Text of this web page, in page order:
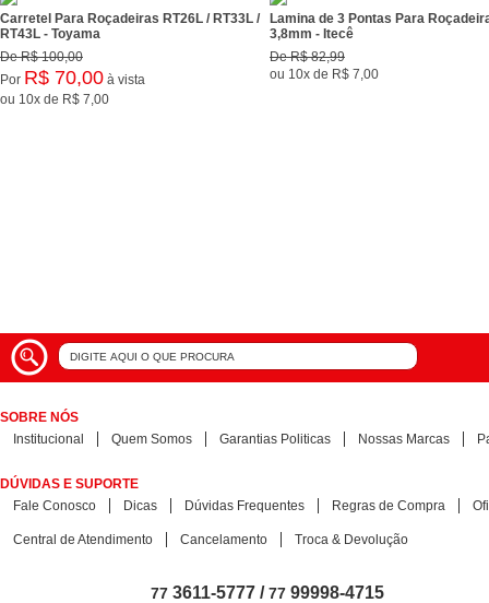
Carretel Para Roçadeiras RT26L / RT33L /
RT43L - Toyama
DeR$ 100,00
Por R$ 70,00 à vista
ou 10x de R$ 7,00
Lamina de 3 Pontas Para
3,8mm - Itecê
DeR$ 82,99
ou 10x de R$ 7,00
SOBRE NÓS
Institucional
Quem Somos Garantias Politicas Nossas Marcas
DÚVIDAS E SUPORTE
Fale Conosco
Dicas Dúvidas Frequentes Regras de Compra
Central de Atendimento Cancelamento Troca & Devolução
77 3611-5777 /77 99998-4715